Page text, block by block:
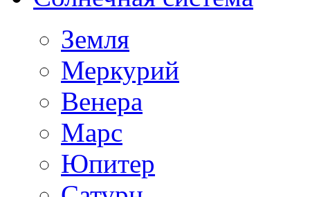
Земля
Меркурий
Венера
Марс
Юпитер